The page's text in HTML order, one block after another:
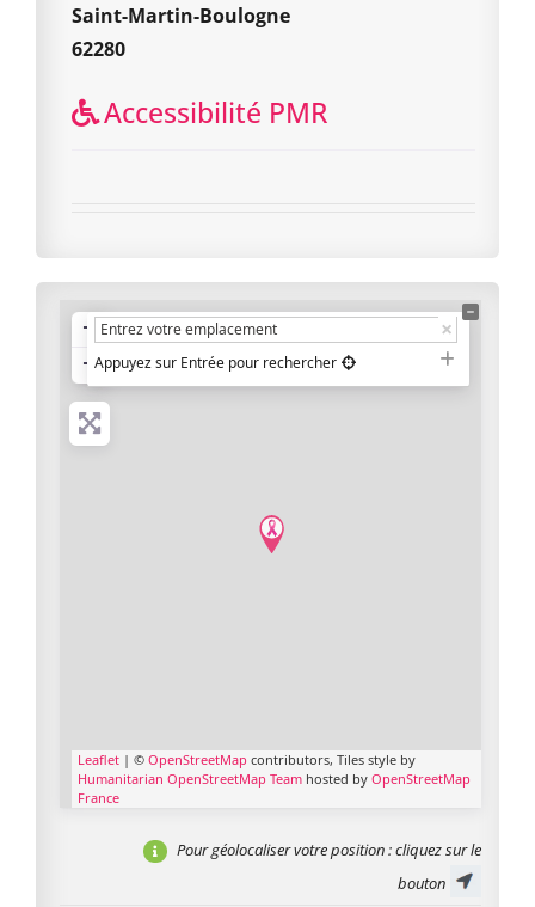
Saint-Martin-Boulogne
62280
Accessibilité PMR
+
−Appuyez sur Entrée pour rechercher
Leaflet | © OpenStreetMap contributors, Tiles style by
Humanitarian OpenStreetMap Team hosted by OpenStreetMap
France
Pour géolocaliser votre position: cliquez sur le
bouton